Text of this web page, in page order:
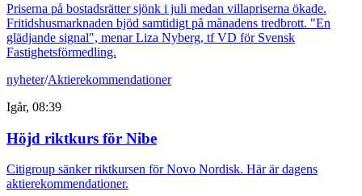
Priserna på bostadsrätter sjönk i juli medan villapriserna ökade.
Fritidshusmarknaden bjöd samtidigt på månadens tredbrott. "En
glädjande signal", menar Liza Nyberg, tf VD för Svensk
Fastighetsförmedling.
nyheter/Aktierekommendationer
Igår, 08:39
Höjd riktkurs för Nibe
Citigroup sänker riktkursen för Novo Nordisk. Här är dagens
aktierekommendationer.